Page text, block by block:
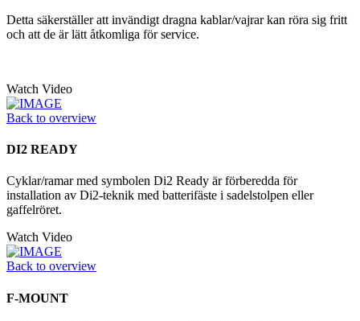
Detta säkerställer att invändigt dragna kablar/vajrar kan röra sig fritt
och att de är lätt åtkomliga för service.
Watch Video
Back to overview
DI2 READY
Cyklar/ramar med symbolen Di2 Ready är förberedda för
installation av Di2-teknik med batterifäste i sadelstolpen eller
gaffelröret.
Watch Video
Back to overview
F-MOUNT